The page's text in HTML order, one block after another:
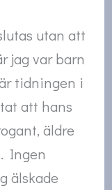
utan att
jag var barn
tidningen i
att hans
äldre
Ingen
älskade